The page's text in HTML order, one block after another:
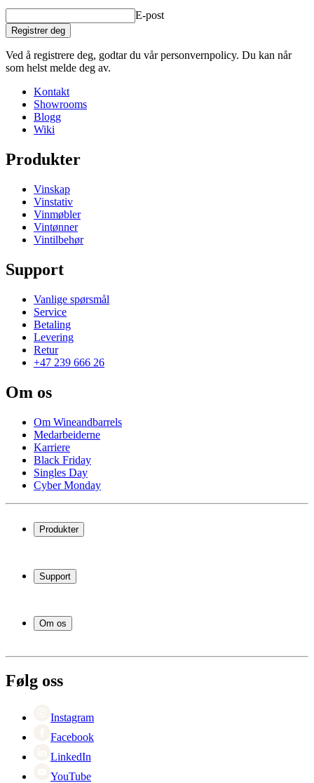
E-post
Registrer deg
Ved å registrere deg, godtar du vår personvernpolicy. Du kan når
som helst melde deg av.
Kontakt
Showrooms
Blogg
Wiki
Produkter
Vinskap
Vinstativ
Vinmøbler
Vintønner
Vintilbehør
Support
Vanlige spørsmål
Service
Betaling
Levering
Retur
+47 239 666 26
Om os
Om Wineandbarrels
Medarbeiderne
Karriere
Black Friday
Singles Day
Cyber Monday
Produkter
Vinstativ
Vinmøbler
Support
Service
Betaling
Retur
Om os
Karriere
Black Friday
Cyber Monday
Følg oss
Instagram
Facebook
LinkedIn
YouTube